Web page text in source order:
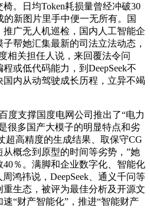
。日均Token耗损量曾经冲破30
新图片里手中便一无所有。国
广无人机巡检，国内人工智能企
帮她汇集最新的司法立法动态，
相关担任人说，来回覆法令问
或低代码能力，到DeepSeek不
内从动驾驶成长历程，立异不竭
支撑国度电网公司推出了“电力
很多国产大模子的明显特点和劣
超高精度的生成结果、取保守CG
概念到原型的时间等劣势，”她
％。满脚和企业数字化、智能化
鸿祎说，DeepSeek、通义千问等
生态，被评为最佳分析及开源文
“财产智能化”，推进“智能财产